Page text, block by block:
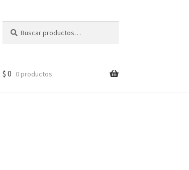
$ 0 0 productos